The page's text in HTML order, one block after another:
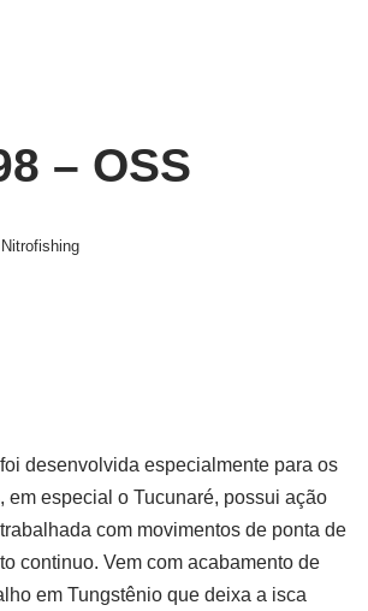
– OSS
Nitrofishing
desenvolvida especialmente para os
em especial o Tucunaré, possui ação
com movimentos de ponta de
continuo. Vem com acabamento de
em Tungstênio que deixa a isca